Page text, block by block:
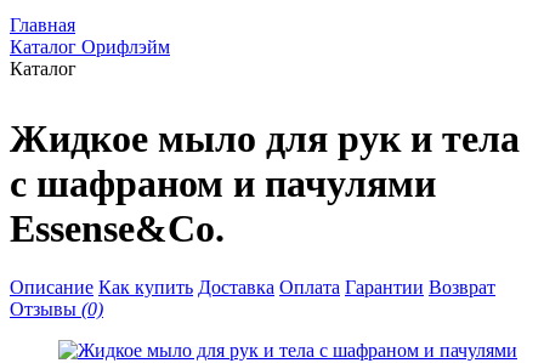
Главная
Каталог Орифлэйм
Каталог
Жидкое мыло для рук и тела
с шафраном и пачулями
Essense&Co.
Описание Как купить Доставка Оплата Гарантии Возврат
Отзывы (0)